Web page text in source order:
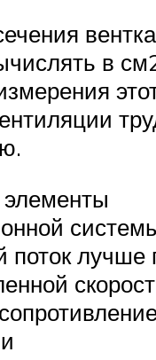
в
поток лучше